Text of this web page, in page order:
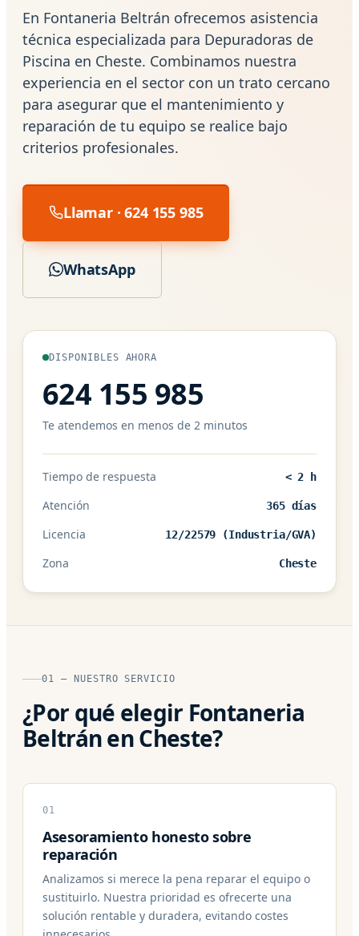
En Fontaneria Beltrán ofrecemos asistencia
técnica especializada para Depuradoras de
Piscina en Cheste. Combinamos nuestra
experiencia en el sector con un trato cercano
para asegurar que el mantenimiento y
reparación de tu equipo se realice bajo
criterios profesionales.
Llamar · 624 155 985
WhatsApp
DISPONIBLES AHORA
624 155 985
Te atendemos en menos de 2 minutos
Tiempo de respuesta < 2 h
Atención 365 días
Licencia 12/22579 (Industria/GVA)
Zona Cheste
01 — NUESTRO SERVICIO
¿Por qué elegir Fontaneria
Beltrán en Cheste?
01
Asesoramiento honesto sobre
reparación
Analizamos si merece la pena reparar el equipo o
sustituirlo. Nuestra prioridad es ofrecerte una
solución rentable y duradera, evitando costes